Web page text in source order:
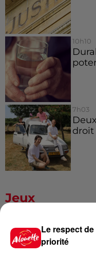
10h10
7h03
droit
Jeux
Le respect
priorité